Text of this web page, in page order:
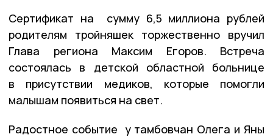
Сертификат на сумму 6,5 миллиона рублей
родителям тройняшек торжественно вручил
Глава региона Максим Егоров. Встреча
состоялась в детской областной больнице
в присутствии медиков, которые помогли
малышам появиться на свет.
Радостное событие у тамбовчан Олега и Яны